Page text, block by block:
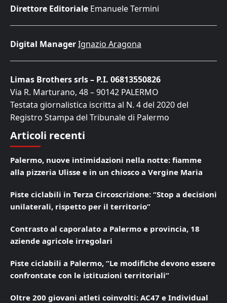
Direttore Editoriale Emanuele Termini
Digital ManagerIgnazio Aragona
Limas Brothers srls – P.I. 06813550826
Via R. Marturano, 48 – 90142 PALERMO
Testata giornalistica iscritta al N. 4 del 2020 del
Registro Stampa del Tribunale di Palermo
Articoli recenti
Palermo, nuove intimidazioni nella notte: fiamme
alla pizzeria Ulisse e in un chiosco a Vergine Maria
Piste ciclabili in Terza Circoscrizione: “Stop a decisioni
unilaterali, rispetto per il territorio”
Contrasto al caporalato a Palermo e provincia, 18
aziende agricole irregolari
Piste ciclabili a Palermo, “Le modifiche devono essere
confrontate con le istituzioni territoriali”
Oltre 200 giovani atleti coinvolti: AC47 e Individual